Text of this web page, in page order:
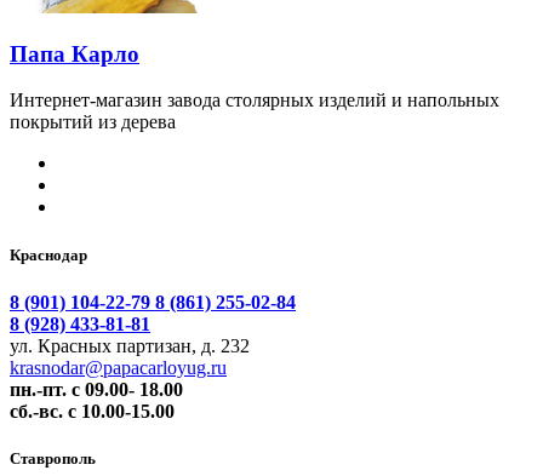
Папа Карло
Интернет-магазин завода столярных изделий и напольных
покрытий из дерева
Краснодар
8 (901) 104-22-79 8 (861) 255-02-84
8 (928) 433-81-81
ул. Красных партизан, д. 232
krasnodar@papacarloyug.ru
пн.-пт. с 09.00- 18.00
сб.-вс. с 10.00-15.00
Ставрополь